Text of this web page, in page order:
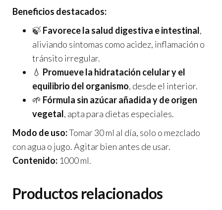
Beneficios destacados:
🍃 Favorece la salud digestiva e intestinal,
aliviando síntomas como acidez, inflamación o
tránsito irregular.
💧 Promueve la hidratación celular y el
equilibrio del organismo, desde el interior.
🌱 Fórmula sin azúcar añadida y de origen
vegetal, apta para dietas especiales.
Modo de uso:Tomar 30 ml al día, solo o mezclado
con agua o jugo. Agitar bien antes de usar.
Contenido: 1000 ml.
Productos relacionados